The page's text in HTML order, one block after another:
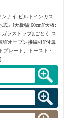
ンナイ ビルトインガス
式』[天板幅:60cm][天板:
ラストップ][ごとく:ス
][オーブン接続可][付属
プレート、トースト・